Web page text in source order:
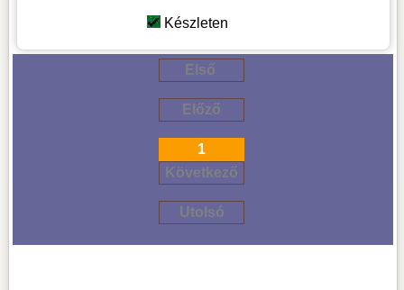
Készleten
Első
Előző
1
Következő
Utolsó